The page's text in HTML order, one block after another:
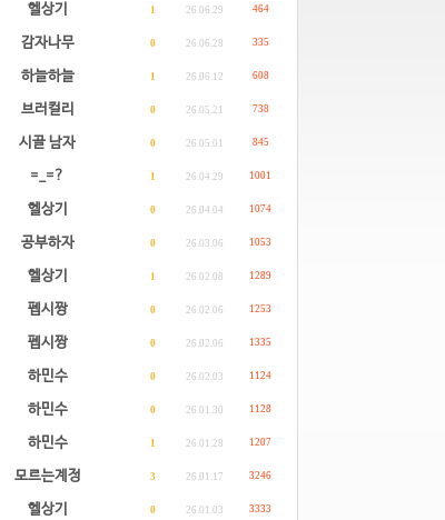
헬상기 1 26.06.29 464
감자나무 0 26.06.28 335
하늘하늘 1 26.06.12 608
브러컬리 0 26.05.21 738
시골 남자 0 26.05.01 845
=_=? 1 26.04.29 1001
헬상기 0 26.04.04 1074
공부하자 0 26.03.06 1053
헬상기 1 26.02.08 1289
펩시짱 0 26.02.06 1253
펩시짱 0 26.02.06 1335
하민수 0 26.02.03 1124
하민수 0 26.01.30 1128
하민수 1 26.01.28 1207
모르는계정 3 26.01.17 3246
헬상기 0 26.01.03 3333